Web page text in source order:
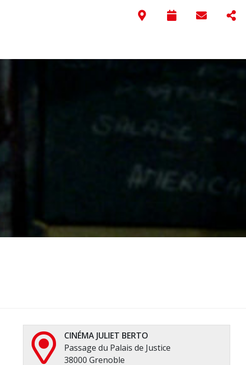
CINÉMA JULIET BERTO
Passage du Palais de Justice
38000 Grenoble